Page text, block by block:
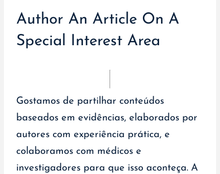
Author An Article On A
Special Interest Area
Gostamos de partilhar conteúdos
baseados em evidências, elaborados por
autores com experiência prática, e
colaboramos com médicos e
investigadores para que isso aconteça. A